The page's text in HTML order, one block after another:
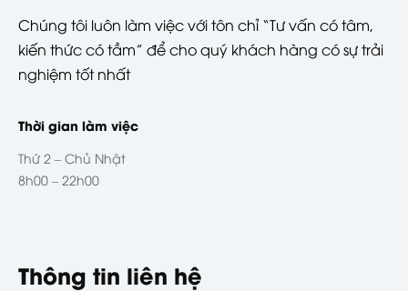
Chúng tôi luôn làm việc với tôn chỉ “Tư vấn có tâm,
kiến thức có tầm” để cho quý khách hàng có sự trải
nghiệm tốt nhất
Thời gian làm việc
Thứ 2 – Chủ Nhật
8h00 – 22h00
Thông tin liên hệ